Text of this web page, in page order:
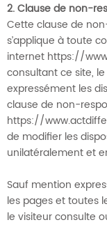
2. Clause de non-
Cette clause de
s’applique à toute
internet https://
consultant ce site,
expressément les
clause de non-
https://
de modifier les
unilatéralement et
Sauf mention
les pages et toutes
le visiteur consulte